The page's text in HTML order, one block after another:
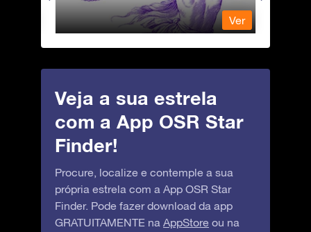
Ver
Veja a sua estrela
com a App OSR Star
Finder!
Procure, localize e contemple a sua
própria estrela com a App OSR Star
Finder. Pode fazer download da app
GRATUITAMENTE na AppStore ou na